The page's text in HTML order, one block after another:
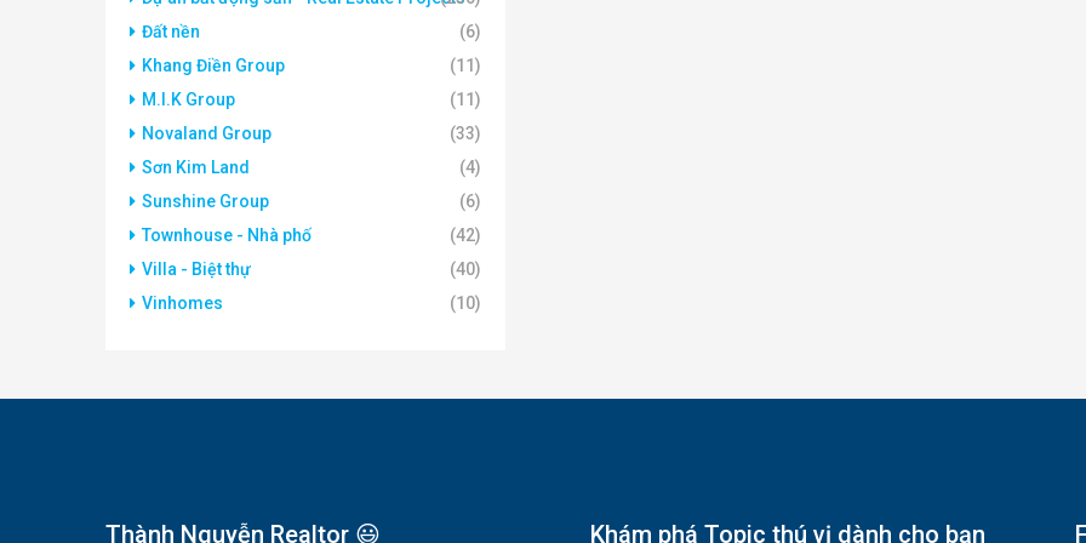
Đất nền
(6)
Khang Điền Group
(11)
M.I.K Group
(11)
Novaland Group
(33)
Sơn Kim Land
(4)
Sunshine Group
(6)
Townhouse - Nhà phố
(42)
Villa - Biệt thự
(40)
Vinhomes
(10)
Thành Nguyễn Realtor 😃 Khám phá Topic thú vị dành cho bạn